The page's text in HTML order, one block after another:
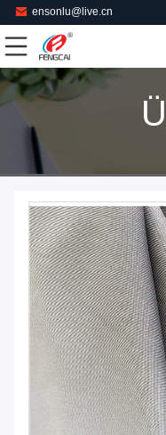
ensonlu@live.cn